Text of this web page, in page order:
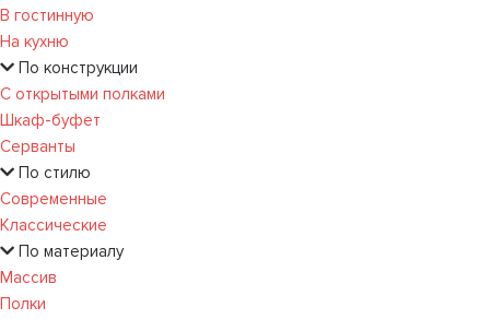
В гостинную
На кухню
По конструкции
С открытыми полками
Шкаф-буфет
Серванты
По стилю
Современные
Классические
По материалу
Массив
Полки